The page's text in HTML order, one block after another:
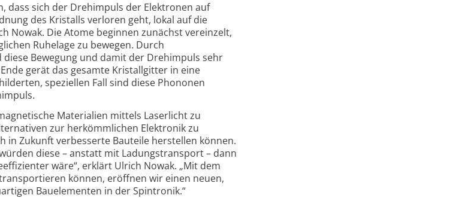
dass sich der Drehimpuls der Elektronen auf
des Kristalls verloren geht, lokal auf die
Nowak. Die Atome beginnen zunächst vereinzelt,
Ruhelage zu bewegen. Durch
Bewegung und damit der Drehimpuls sehr
gerät das gesamte Kristall­gitter in eine
speziellen Fall sind diese Phononen
Materialien mittels Laserlicht zu
zur herkömm­lichen Elektronik zu
in Zukunft verbesserte Bauteile herstellen können.
diese – anstatt mit Ladungstransport – dann
wäre“, erklärt Ulrich Nowak. „Mit dem
können, eröffnen wir einen neuen,
Bauelementen in der Spintronik.“